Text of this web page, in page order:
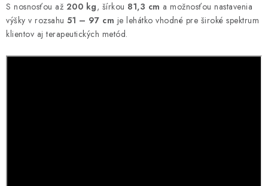
S nosnosťou až 200 kg, šírkou 81,3 cm a možnosťou nastavenia
výšky v rozsahu 51 – 97 cm je lehátko vhodné pre široké spektrum
klientov aj terapeutických metód.